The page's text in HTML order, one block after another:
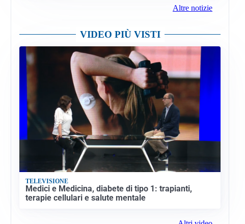
Altre notizie
VIDEO PIÙ VISTI
TELEVISIONE
Medici e Medicina, diabete di tipo 1: trapianti,
terapie cellulari e salute mentale